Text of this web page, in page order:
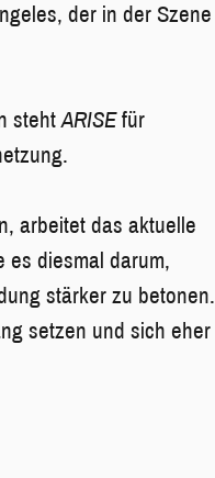
der in der Szene
stehtARISEfür
arbeitet das aktuelle
es diesmal darum,
stärker zu betonen.
setzen und sich eher